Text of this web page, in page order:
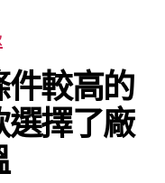
較高的
擇了廠